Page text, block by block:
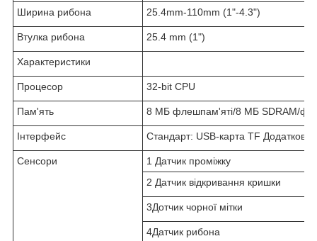
Ширина рибона 25.4mm-110mm (1"-4.3")
Втулка рибона 25.4 mm (1")
Характеристики
Процесор 32-bit CPU
Пам'ять 8 МБ флешпам'яті/8 МБ SDRAM/
Інтерфейс Стандарт: USB-карта TF
Сенсори
1 Датчик проміжку
2 Датчик відкривання кришки
3Дотчик чорної мітки
4Датчик рибона